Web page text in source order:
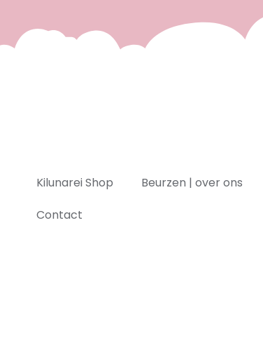
Kilunarei Shop
Beurzen | over ons
Contact